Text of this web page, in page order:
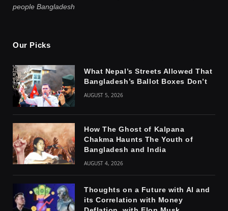
people Bangladesh
Our Picks
What Nepal’s Streets Allowed That
Bangladesh’s Ballot Boxes Don’t
AUGUST 5, 2026
How The Ghost of Kalpana
Chakma Haunts The Youth of
Bangladesh and India
AUGUST 4, 2026
Thoughts on a Future with AI and
its Correlation with Money